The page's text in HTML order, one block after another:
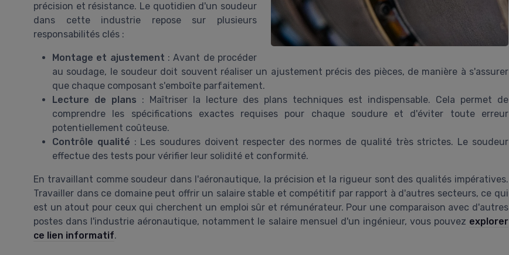
précision et résistance. Le quotidien d'un soudeur
dans cette industrie repose sur plusieurs
responsabilités clés :
Montage et ajustement : Avant de procéder
au soudage, le soudeur doit souvent réaliser un ajustement précis des pièces, de manière à s'assurer
que chaque composant s'emboîte parfaitement.
Lecture de plans : Maîtriser la lecture des plans techniques est indispensable. Cela permet de
comprendre les spécifications exactes requises pour chaque soudure et d'éviter toute erreur
potentiellement coûteuse.
Contrôle qualité : Les soudures doivent respecter des normes de qualité très strictes. Le soudeur
effectue des tests pour vérifier leur solidité et conformité.
En travaillant comme soudeur dans l'aéronautique, la précision et la rigueur sont des qualités impératives.
Travailler dans ce domaine peut offrir un salaire stable et compétitif par rapport à d'autres secteurs, ce qui
est un atout pour ceux qui cherchent un emploi sûr et rémunérateur. Pour une comparaison avec d'autres
postes dans l'industrie aéronautique, notamment le salaire mensuel d'un ingénieur, vous pouvez explorer
ce lien informatif.